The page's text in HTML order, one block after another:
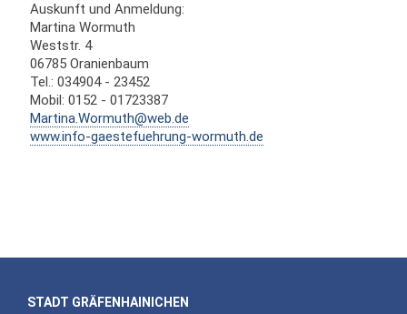
Auskunft und Anmeldung:
Martina Wormuth
Weststr. 4
06785 Oranienbaum
Tel.: 034904 - 23452
Mobil: 0152 - 01723387
Martina.Wormuth@web.de
www.info-gaestefuehrung-wormuth.de
STADT GRÄFENHAINICHEN